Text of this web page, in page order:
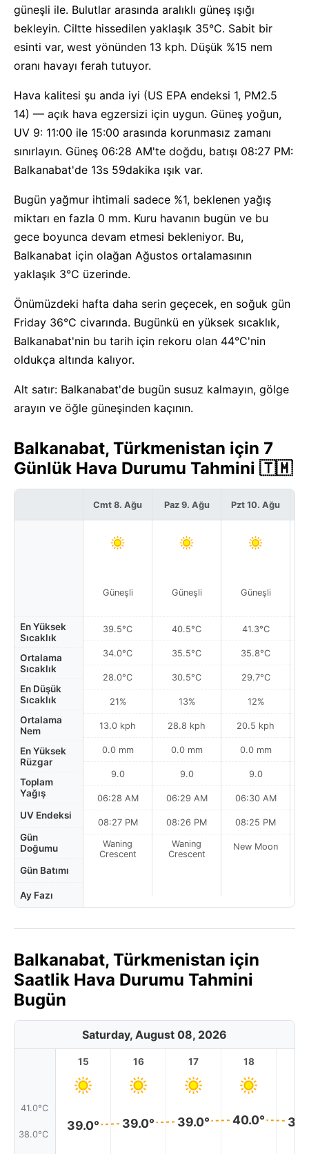
güneşli ile. Bulutlar arasında aralıklı güneş ışığı
bekleyin. Ciltte hissedilen yaklaşık 35°C. Sabit bir
esinti var, west yönünden 13 kph. Düşük %15 nem
oranı havayı ferah tutuyor.
Hava kalitesi şu anda iyi (US EPA endeksi 1, PM2.5
14) — açık hava egzersizi için uygun. Güneş yoğun,
UV 9: 11:00 ile 15:00 arasında korunmasız zamanı
sınırlayın. Güneş 06:28 AM'te doğdu, batışı 08:27 PM:
Balkanabat'de 13s 59dakika ışık var.
Bugün yağmur ihtimali sadece %1, beklenen yağış
miktarı en fazla 0 mm. Kuru havanın bugün ve bu
gece boyunca devam etmesi bekleniyor. Bu,
Balkanabat için olağan Ağustos ortalamasının
yaklaşık 3°C üzerinde.
Önümüzdeki hafta daha serin geçecek, en soğuk gün
Friday 36°C civarında. Bugünkü en yüksek sıcaklık,
Balkanabat'nin bu tarih için rekoru olan 44°C'nin
oldukça altında kalıyor.
Alt satır: Balkanabat'de bugün susuz kalmayın, gölge
arayın ve öğle güneşinden kaçının.
Balkanabat, Türkmenistan için 7
Günlük Hava Durumu Tahmini 🇹🇲
En Yüksek
Sıcaklık
Ortalama
Sıcaklık
En Düşük
Sıcaklık
Ortalama
Nem
En Yüksek
Rüzgar
Toplam
Yağış
UV Endeksi
Gün
Doğumu
Gün Batımı
Ay Fazı
Cmt 8. Ağu
Güneşli
39.5°C
34.0°C
28.0°C
21%
13.0 kph
0.0 mm
9.0
06:28 AM
08:27 PM
Waning
Crescent
Paz 9. Ağu
Güneşli
40.5°C
35.5°C
30.5°C
13%
28.8 kph
0.0 mm
9.0
06:29 AM
08:26 PM
Waning
Crescent
Pzt 10. Ağu
Güneşli
41.3°C
35.8°C
29.7°C
12%
20.5 kph
0.0 mm
9.0
06:30 AM
08:25 PM
New Moon
Balkanabat, Türkmenistan için
Saatlik Hava Durumu Tahmini
Bugün
Saturday, August 08, 2026
41.0°C
38.0°C
15
39.0°
16
39.0°
17
39.0°
18
40.0°